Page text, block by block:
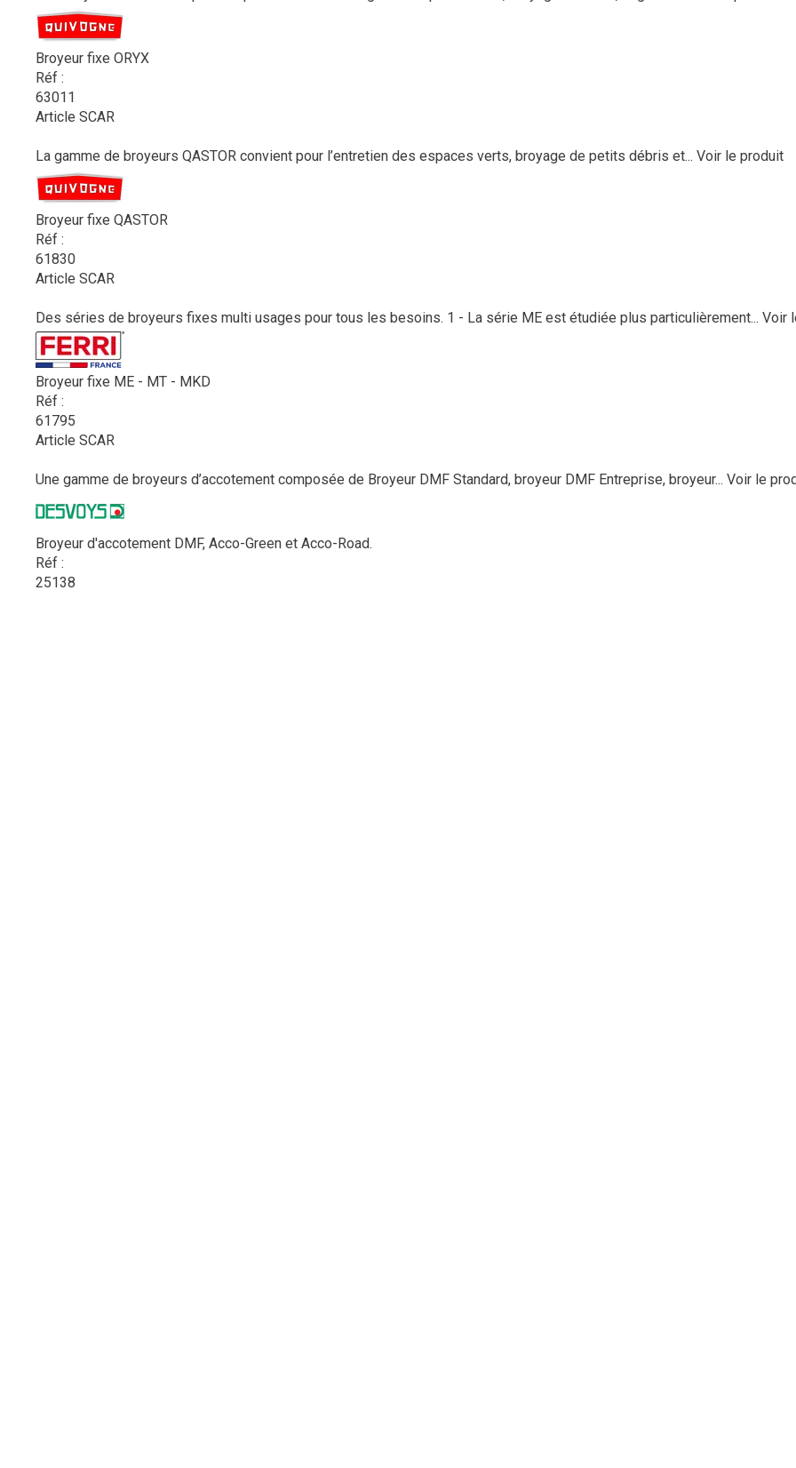
Broyeur fixe ORYX
Réf :
63011
Article SCAR
La gamme de broyeurs QASTOR convient pour l’entretien des espaces verts, broyage de petits débris et... Voir le produit
Broyeur fixe QASTOR
Réf :
61830
Article SCAR
Des séries de broyeurs fixes multi usages pour tous les besoins. 1 - La série ME est étudiée plus particulièrement... Voir
Broyeur fixe ME - MT - MKD
Réf :
61795
Article SCAR
Une gamme de broyeurs d’accotement composée de Broyeur DMF Standard, broyeur DMF Entreprise, broyeur... Voir le
Broyeur d'accotement DMF, Acco-Green et Acco-Road.
Réf :
25138